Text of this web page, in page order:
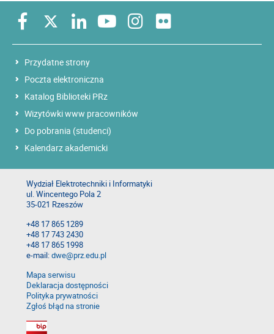
Przydatne strony
Poczta elektroniczna
Katalog Biblioteki PRz
Wizytówki www pracowników
Do pobrania (studenci)
Kalendarz akademicki
Wydział Elektrotechniki i Informatyki
ul. Wincentego Pola 2
35-021 Rzeszów
+48 17 865 1289
+48 17 743 2430
+48 17 865 1998
e-mail:dwe@prz.edu.pl
Mapa serwisu
Deklaracja dostępności
Polityka prywatności
Zgłoś błąd na stronie